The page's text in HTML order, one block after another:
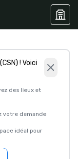
! Voici
des lieux et
votre demande
idéal pour